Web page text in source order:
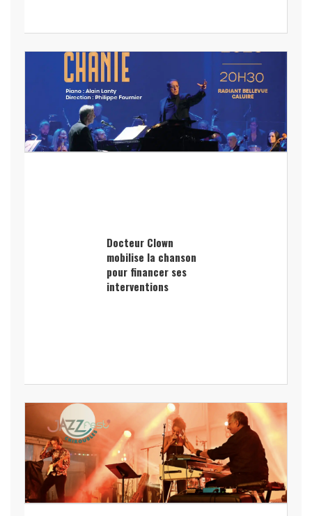
Docteur Clown
mobilise la chanson
pour financer ses
interventions